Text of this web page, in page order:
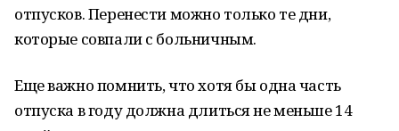
отпусков. Перенести можно только те дни,
которые совпали с больничным.
Еще важно помнить, что хотя бы одна часть
отпуска в году должна длиться не меньше 14